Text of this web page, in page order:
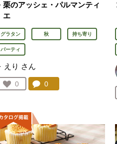
栗のアッシェ・パルマンティ
エ
グラタン 秋 持ち寄り
パーティ
えり さん
お気に入り登録：
0
人が登録
コメント：
0件。コメントを見る。